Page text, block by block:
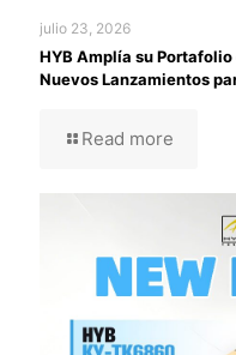
julio 23, 2026
HYB Amplía su
Nuevos Lanzamientos
Read more